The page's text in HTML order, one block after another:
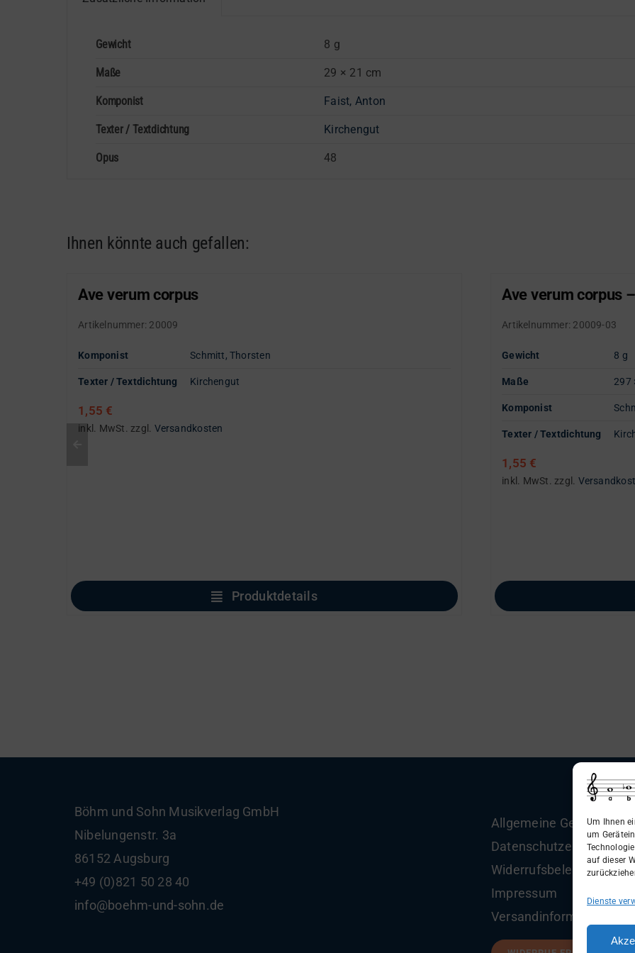
Um Ihnen
um
auf dieser
Dienste
Gewicht 8 g
Maße 29 × 21 cm
Komponist Faist, Anton
Texter / Textdichtung Kirchengut
Opus 48
Ihnen könnte auch gefallen:
Ave verum corpus
Artikelnummer: 20009
Komponist Schmitt, Thorsten
Texter / Textdichtung Kirchengut
1,55 €
inkl. MwSt. zzgl. Versandkosten
Produktdetails
Ave verum corpus
Artikelnummer: 20009-03
Gewicht 8 g
Maße 297
Komponist
Texter / Textdichtung
1,55 €
inkl. MwSt. zzgl.
Böhm und Sohn Musikverlag GmbH
Nibelungenstr. 3a
86152 Augsburg
+49 (0)821 50 28 40
info@boehm-und-sohn.de
Allgemeine
Datenschutzerklärung
Widerrufsbelehrung
Impressum
Versandinformationen